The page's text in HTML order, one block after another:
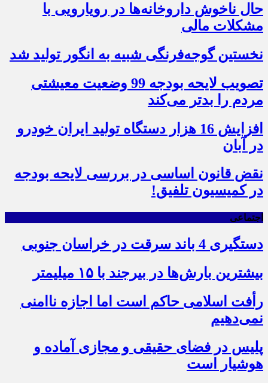
حال ناخوش داروخانه‌ها در رویارویی با
مشکلات مالی
نخستین گوجه‌فرنگی شبیه به انگور تولید شد
تصویب لایحه بودجه 99 وضعیت معیشتی
مردم را بدتر می‌کند
افزایش 16 هزار دستگاه تولید ایران خودرو
در آبان
نقض قانون اساسی در بررسی لایحه بودجه
در کمیسیون تلفیق!
اجتماعی
دستگیری 4 باند سرقت در خراسان جنوبی
بیشترین بارش‌ها در بیرجند با ۱۵ میلیمتر
رأفت اسلامی حاکم است اما اجازه ناامنی
نمی‌دهیم
پلیس در فضای حقیقی و مجازی آماده و
هوشیار است